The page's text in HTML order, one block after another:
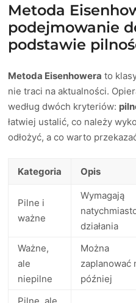
Metoda
podejmowanie
podstawie
Metoda Eisenhowera to
nie traci na aktualności.
według dwóch kryteriów:
łatwiej ustalić, co należy
odłożyć, a co warto
Kategoria Opis
Pilne i
ważne
Wymagają
działania
Ważne,
ale
niepilne
Można
zaplanować
później